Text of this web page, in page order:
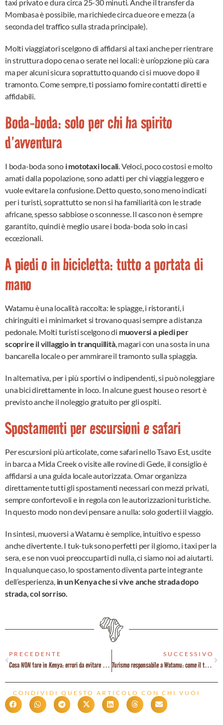
taxi privato e dura circa 25-30 minuti. Anche il transfer da
Mombasa è possibile, ma richiede circa due ore e mezza (a
seconda del traffico sulla strada principale).
Molti viaggiatori scelgono di affidarsi al taxi anche per rientrare
in struttura dopo cena o serate nei locali: è un’opzione più cara
ma per alcuni sicura soprattutto quando ci si muove dopo il
tramonto. Come sempre, ti possiamo fornire contatti diretti e
affidabili.
Boda-boda: solo per chi ha spirito
d’avventura
I boda-boda sono i mototaxi locali . Veloci, poco costosi e molto
amati dalla popolazione, sono adatti per chi viaggia leggero e
vuole evitare la confusione. Detto questo, sono meno indicati
per i turisti, soprattutto se non si ha familiarità con le strade
africane, spesso sabbiose o sconnesse. Il casco non è sempre
garantito, quindi è meglio usare i boda-boda solo in casi
eccezionali.
A piedi o in bicicletta: tutto a portata di
mano
Watamu è una località raccolta: le spiagge, i ristoranti, i
chiringuiti e i minimarket si trovano quasi sempre a distanza
pedonale. Molti turisti scelgono di muoversi a piedi per
scoprire il villaggio in tranquillità, magari con una sosta in una
bancarella locale o per ammirare il tramonto sulla spiaggia.
In alternativa, per i più sportivi o indipendenti, si può noleggiare
una bici direttamente in loco. In alcune guest house o resort è
previsto anche il noleggio gratuito per gli ospiti.
Spostamenti per escursioni e safari
Per escursioni più articolate, come safari nello Tsavo Est, uscite
in barca a Mida Creek o visite alle rovine di Gede, il consiglio è
affidarsi a una guida locale autorizzata. Omar organizza
direttamente tutti gli spostamenti necessari con mezzi privati,
sempre confortevoli e in regola con le autorizzazioni turistiche.
In questo modo non devi pensare a nulla: solo goderti il viaggio.
In sintesi, muoversi a Watamu è semplice, intuitivo e spesso
anche divertente. I tuk-tuk sono perfetti per il giorno, i taxi per la
sera, e se non vuoi preoccuparti di nulla, ci siamo noi ad aiutarti.
In qualunque caso, lo spostamento diventa parte integrante
dell’esperienza, in un Kenya che si vive anche strada dopo
strada, col sorriso.
PRECEDENTE
Cosa NON fare in Kenya: errori da evitare in viaggio
SUCCESSIVO
Turismo responsabile a Watamu: come il tuo viaggio può fare la differenza
CONDIVIDI QUESTO ARTICOLO CON CHI VUOI